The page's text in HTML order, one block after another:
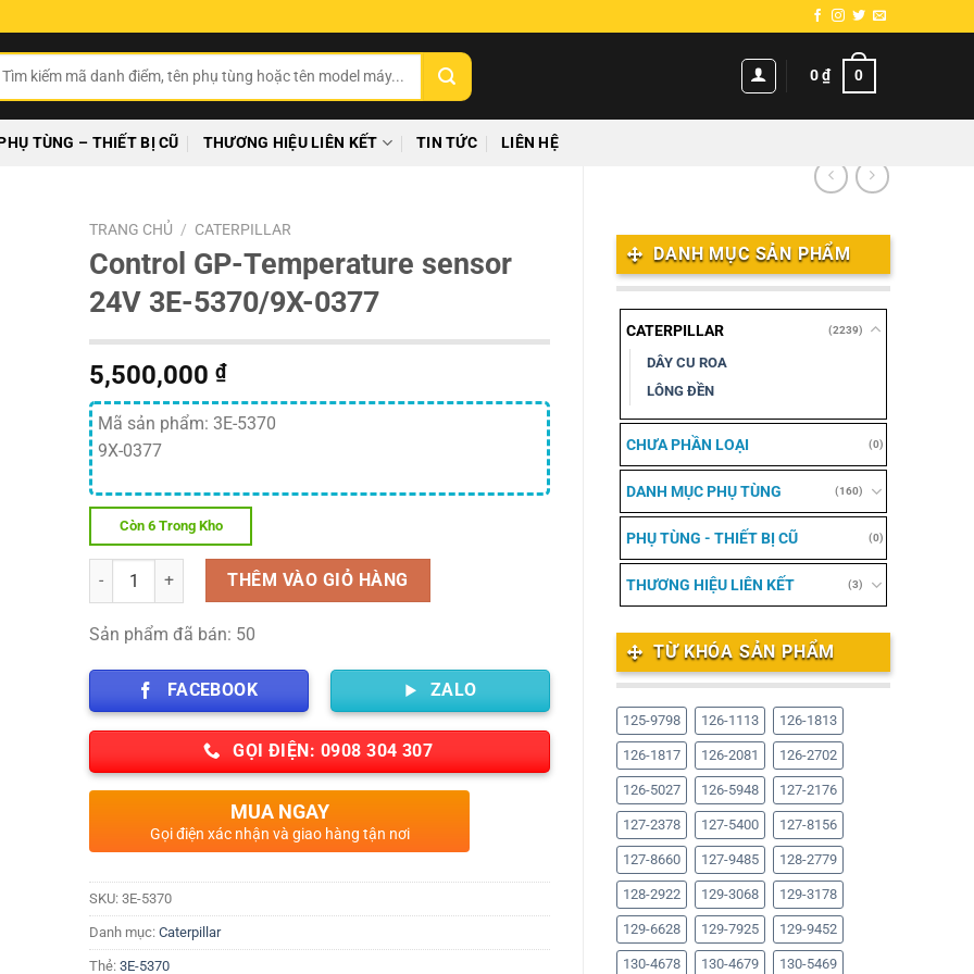
0₫ 0
TÙNG – THIẾT BỊ CŨ THƯƠNG HIỆU LIÊN KẾT TIN TỨC LIÊN HỆ
DANH MỤC SẢN PHẨM
CATERPILLAR (2239)
DÂY CU ROA
LÔNG ĐỀN
CHƯA PHẦN LOẠI (0)
DANH MỤC PHỤ TÙNG (160)
PHỤ TÙNG - THIẾT BỊ CŨ (0)
THƯƠNG HIỆU LIÊN KẾT (3)
TỪ KHÓA SẢN PHẨM
125-9798 126-1113 126-1813
126-1817 126-2081 126-2702
126-5027 126-5948 127-2176
127-2378 127-5400 127-8156
127-8660 127-9485 128-2779
128-2922 129-3068 129-3178
129-6628 129-7925 129-9452
130-4678 130-4679 130-5469
TRANG CHỦ / CATERPILLAR
Control GP-Temperature sensor
24V 3E-5370/9X-0377
5,500,000₫
Mã sản phẩm: 3E-5370
9X-0377
Còn 6 Trong Kho
Số lượng THÊM VÀO GIỎ HÀNG
Sản phẩm đã bán: 50
FACEBOOK ZALO
GỌI ĐIỆN: 0908 304 307
MUA NGAY
Gọi điện xác nhận và giao hàng tận nơi
SKU:3E-5370
Danh mục:Caterpillar
Thẻ:3E-5370